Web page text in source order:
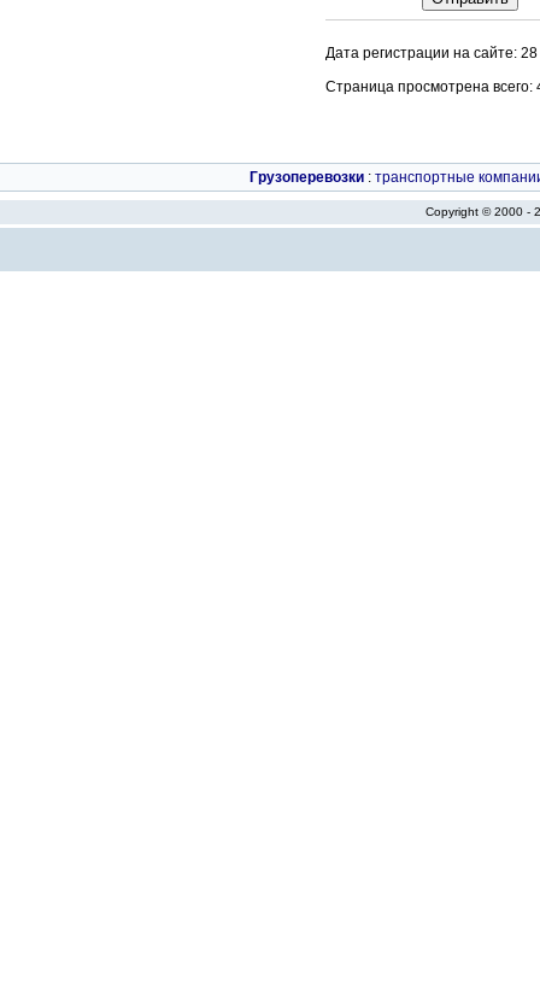
Дата регистрации на сайте:
Страница просмотрена всего:
Грузоперевозки : транспортные
Copyright © 2000 -